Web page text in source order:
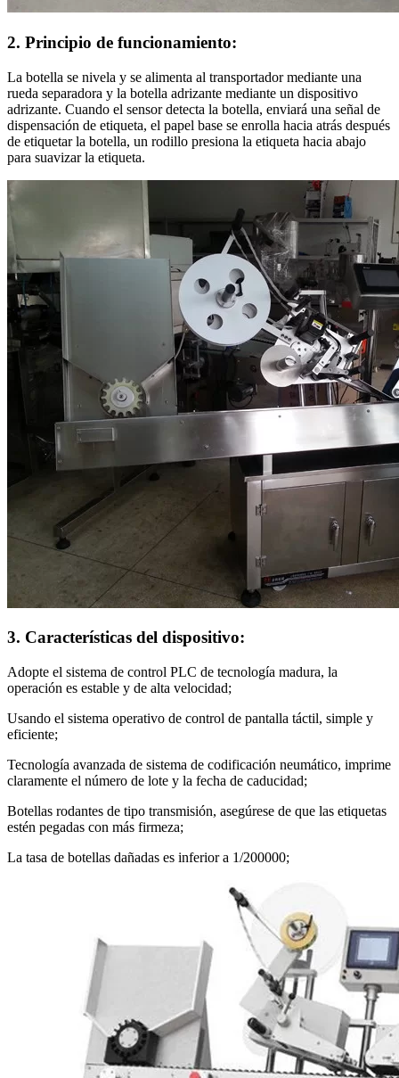
2. Principio de funcionamiento:
La botella se nivela y se alimenta al transportador mediante una
rueda separadora y la botella adrizante mediante un dispositivo
adrizante. Cuando el sensor detecta la botella, enviará una señal de
dispensación de etiqueta, el papel base se enrolla hacia atrás después
de etiquetar la botella, un rodillo presiona la etiqueta hacia abajo
para suavizar la etiqueta.
3. Características del dispositivo:
Adopte el sistema de control PLC de tecnología madura, la
operación es estable y de alta velocidad;
Usando el sistema operativo de control de pantalla táctil, simple y
eficiente;
Tecnología avanzada de sistema de codificación neumático, imprime
claramente el número de lote y la fecha de caducidad;
Botellas rodantes de tipo transmisión, asegúrese de que las etiquetas
estén pegadas con más firmeza;
La tasa de botellas dañadas es inferior a 1/200000;